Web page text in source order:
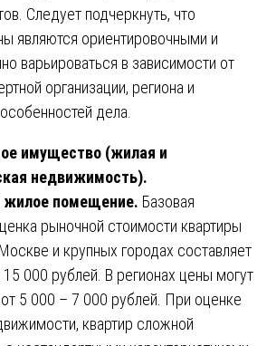
Следует подчеркнуть, что
являются ориентировочными и
варьироваться в зависимости от
организации, региона и
дела.
имущество (жилая и
недвижимость).
жилое помещение. Базовая
рыночной стоимости квартиры
и крупных городах составляет
000 рублей. В регионах цены могут
от 5 000 – 7 000 рублей. При оценке
квартир сложной